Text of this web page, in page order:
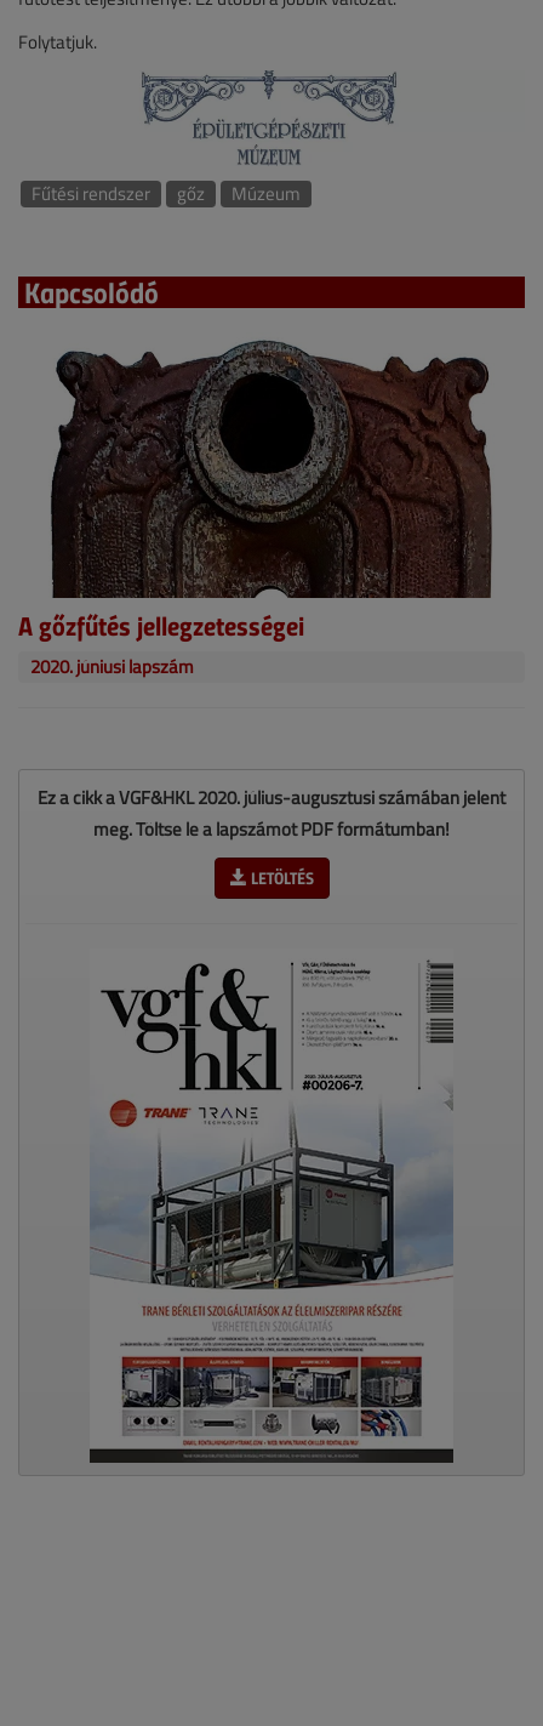
Folytatjuk.
Fűtési rendszer gőz Múzeum
Kapcsolódó
A gőzfűtés jellegzetességei
2020. júniusi lapszám
Ez a cikk a VGF&HKL 2020. július-augusztusi számában jelent
meg. Töltse le a lapszámot PDF formátumban!
LETÖLTÉS